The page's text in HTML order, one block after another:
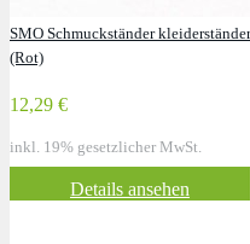
SMO Schmuckständer
(Rot)
12,29 €
inkl. 19% gesetzlicher MwSt.
Details ansehen